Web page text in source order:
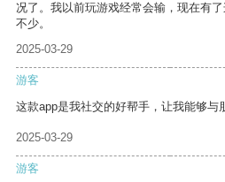
况了。我以前玩游戏经常会输，现在有
不少。
2025-03-29
游客
这款app是我社交的好帮手，让我能够与
2025-03-29
游客